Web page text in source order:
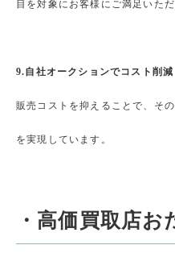
目を対象にお客様にご満足いた
9.自社オークションでコスト削減
販売コストを抑えることで、そ
を実現しています。
・高価買取店